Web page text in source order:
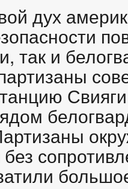
дух
так и